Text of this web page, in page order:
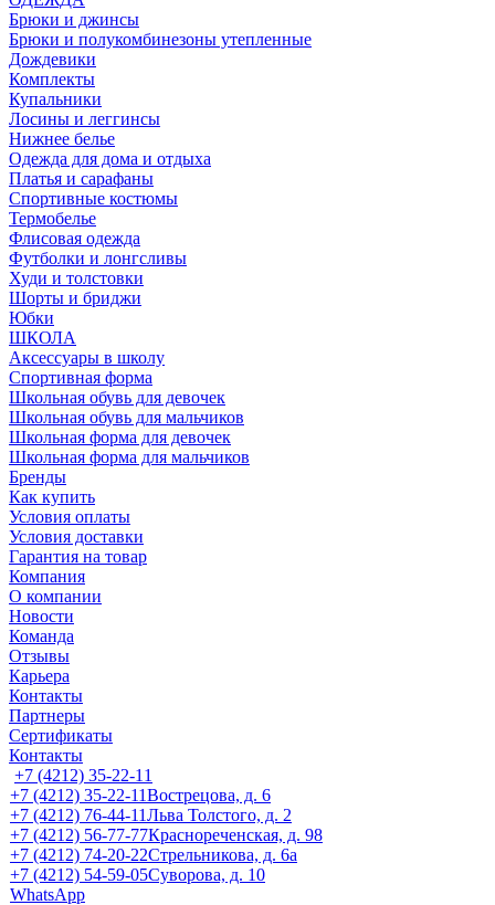
Брюки и джинсы
Брюки и полукомбинезоны утепленные
Дождевики
Комплекты
Купальники
Лосины и леггинсы
Нижнее белье
Одежда для дома и отдыха
Платья и сарафаны
Спортивные костюмы
Термобелье
Флисовая одежда
Футболки и лонгсливы
Худи и толстовки
Шорты и бриджи
Юбки
ШКОЛА
Аксессуары в школу
Спортивная форма
Школьная обувь для девочек
Школьная обувь для мальчиков
Школьная форма для девочек
Школьная форма для мальчиков
Бренды
Как купить
Условия оплаты
Условия доставки
Гарантия на товар
Компания
О компании
Новости
Команда
Отзывы
Карьера
Контакты
Партнеры
Сертификаты
Контакты
+7 (4212) 35-22-11
+7 (4212) 35-22-11Вострецова, д. 6
+7 (4212) 76-44-11Льва Толстого, д. 2
+7 (4212) 56-77-77Краснореченская, д. 98
+7 (4212) 74-20-22Стрельникова, д. 6а
+7 (4212) 54-59-05Суворова, д. 10
WhatsApp